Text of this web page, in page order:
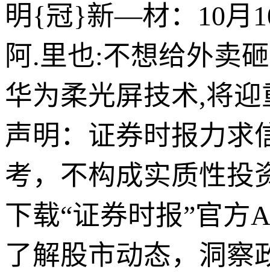
明{冠}新—材：10月
阿.里也:不想给外卖
华为柔光屏技术,将
声明：证券时报力求
考，不构成实质性投
下载“证券时报”官方
了解股市动态，洞察